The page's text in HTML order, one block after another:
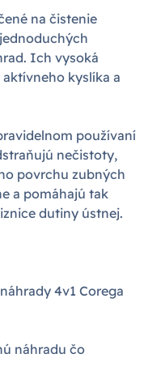
na čistenie
Ich vysoká
kyslíka a
používaní
nečistoty,
povrchu zubných
a pomáhajú tak
dutiny ústnej.
4v1 Corega
náhradu čo